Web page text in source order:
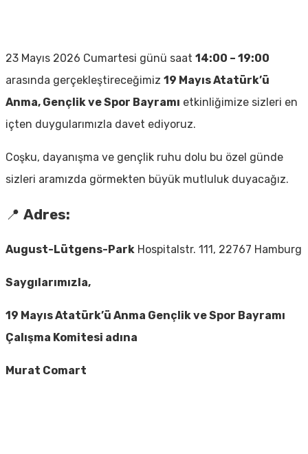
23 Mayıs 2026 Cumartesi günü saat 14:00 – 19:00
arasında gerçekleştireceğimiz 19 Mayıs Atatürk’ü
Anma, Gençlik ve Spor Bayramı etkinliğimize sizleri en
içten duygularımızla davet ediyoruz.
Coşku, dayanışma ve gençlik ruhu dolu bu özel günde
sizleri aramızda görmekten büyük mutluluk duyacağız.
📍 Adres:
August-Lütgens-Park Hospitalstr. 111, 22767 Hamburg
Saygılarımızla,
19 Mayıs Atatürk’ü Anma Gençlik ve Spor Bayramı
Çalışma Komitesi adına
Murat Comart